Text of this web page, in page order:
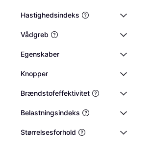
Hastighedsindeks
Vådgreb
Egenskaber
Knopper
Brændstofeffektivitet
Belastningsindeks
Størrelsesforhold